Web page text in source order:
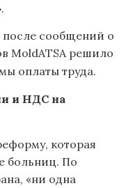
после сообщений о
MoldATSA решило
оплаты труда.
и НДС на
которая
больниц. По
«ни одна